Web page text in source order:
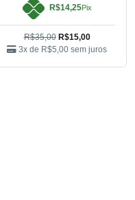
R$14,25Pix
R$35,00 R$15,00
3x de R$5,00sem juros